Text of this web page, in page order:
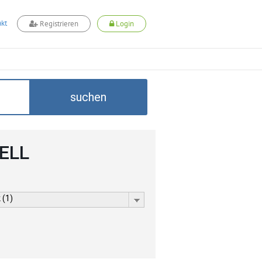
Registrieren Login
suchen
(1)